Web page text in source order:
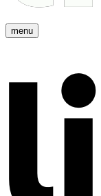
menu